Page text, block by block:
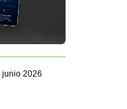
junio 2026